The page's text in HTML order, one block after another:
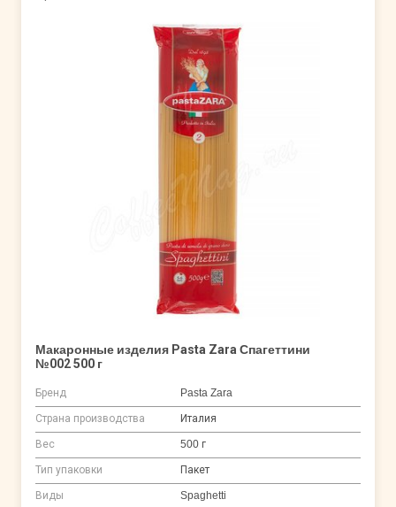
Макаронные изделия Pasta Zara Спагеттини
№002 500 г
Бренд Pasta Zara
Страна производства Италия
Вес 500 г
Тип упаковки Пакет
Виды Spaghetti